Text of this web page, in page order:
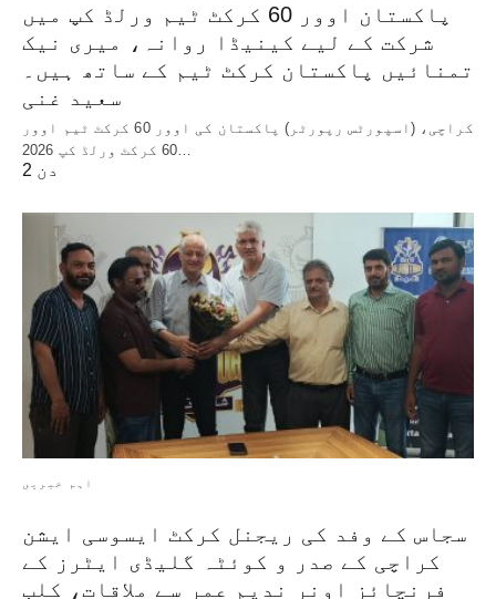
پاکستان اوور 60 کرکٹ ٹیم ورلڈ کپ میں
شرکت کے لیے کینیڈا روانہ، میری نیک
تمنائیں پاکستان کرکٹ ٹیم کے ساتھ ہیں۔
سعید غنی
کراچی، (اسپورٹس رپورٹر) پاکستان کی اوور 60 کرکٹ ٹیم اوور
2 دن
اہم خبریں
سجاس کے وفد کی ریجنل کرکٹ ایسوسی ایشن
کراچی کے صدر و کوئٹہ گلیڈی ایٹرز کے
فرنچائز اونر ندیم عمر سے ملاقات، کلب